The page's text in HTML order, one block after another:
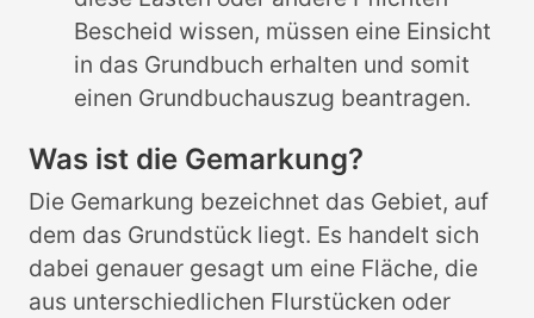
Bescheid wissen, müssen eine Einsicht
in das Grundbuch erhalten und somit
einen Grundbuchauszug beantragen.
Was ist die Gemarkung?
Die Gemarkung bezeichnet das Gebiet, auf
dem das Grundstück liegt. Es handelt sich
dabei genauer gesagt um eine Fläche, die
aus unterschiedlichen Flurstücken oder